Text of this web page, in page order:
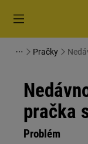
Pračky
pračka
Problém